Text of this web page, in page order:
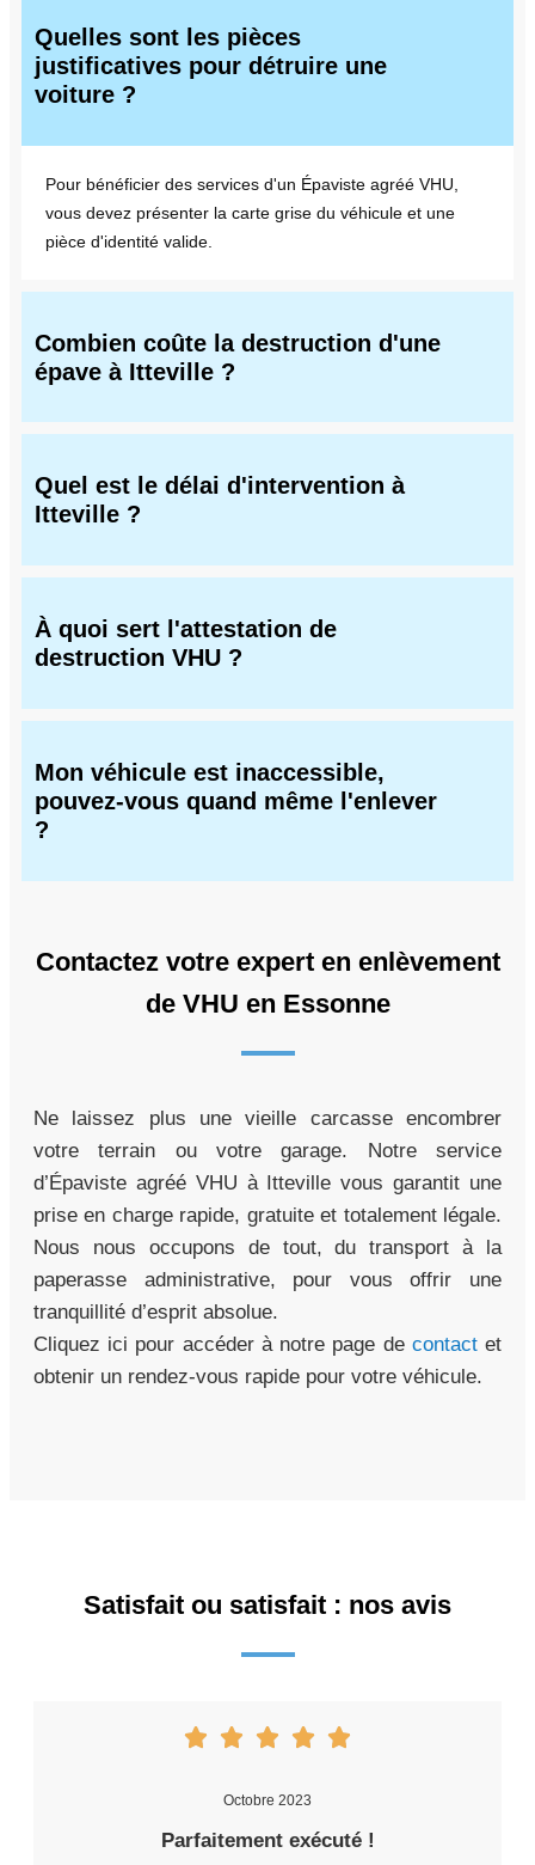
Quelles sont les pièces
justificatives pour détruire une
voiture ?
Pour bénéficier des services d'un Épaviste agréé VHU,
vous devez présenter la carte grise du véhicule et une
pièce d'identité valide.
Combien coûte la destruction d'une
épave à Itteville ?
Quel est le délai d'intervention à
Itteville ?
À quoi sert l'attestation de
destruction VHU ?
Mon véhicule est inaccessible,
pouvez-vous quand même l'enlever
?
Contactez votre expert en enlèvement
de VHU en Essonne
Ne laissez plus une vieille carcasse encombrer
votre terrain ou votre garage. Notre service
d’Épaviste agréé VHU à Itteville vous garantit une
prise en charge rapide, gratuite et totalement légale.
Nous nous occupons de tout, du transport à la
paperasse administrative, pour vous offrir une
tranquillité d’esprit absolue.
Cliquez ici pour accéder à notre page de contactet
obtenir un rendez-vous rapide pour votre véhicule.
Satisfait ou satisfait : nos avis
Octobre 2023
Parfaitement exécuté !